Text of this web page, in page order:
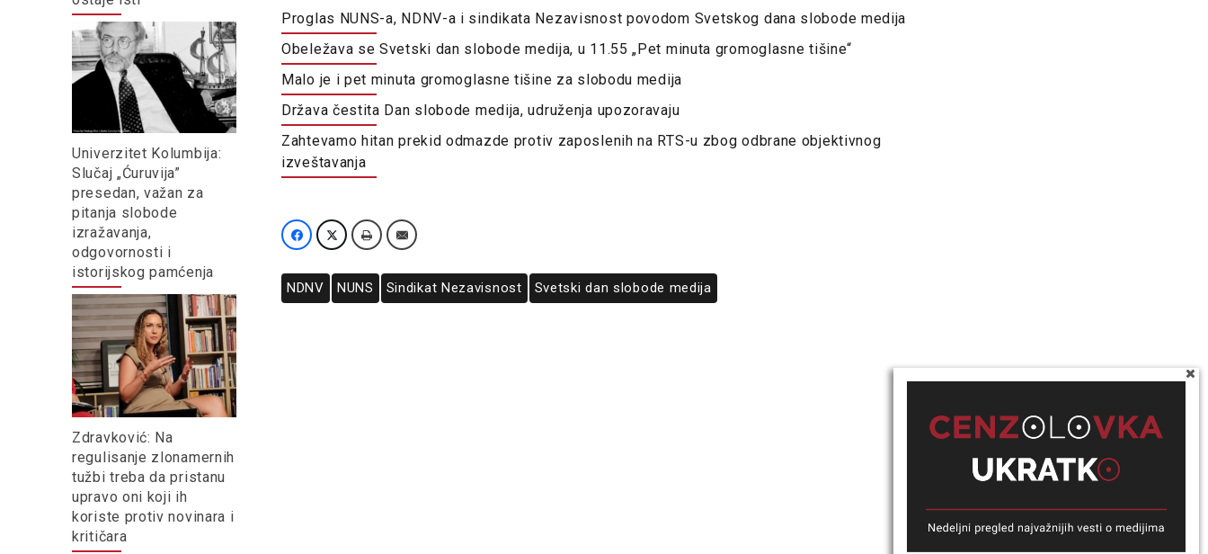
Univerzitet Kolumbija:
Slučaj „Ćuruvija”
presedan, važan za
pitanja slobode
izražavanja,
odgovornosti i
istorijskog pamćenja
Zdravković: Na
regulisanje zlonamernih
tužbi treba da pristanu
upravo oni koji ih
koriste protiv novinara i
kritičara
Proglas NUNS-a, NDNV-a i sindikata Nezavisnost povodom Svetskog dana slobode medija
Obeležava se Svetski dan slobode medija, u 11.55 „Pet minuta gromoglasne tišine“
Malo je i pet minuta gromoglasne tišine za slobodu medija
Država čestita Dan slobode medija, udruženja upozoravaju
Zahtevamo hitan prekid odmazde protiv zaposlenih na RTS-u zbog odbrane objektivnog
izveštavanja
NDNV NUNS Sindikat Nezavisnost Svetski dan slobode medija